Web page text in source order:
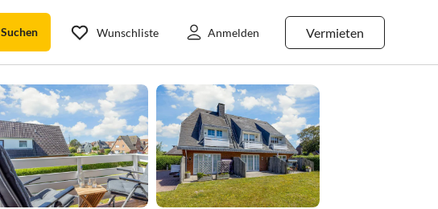
Suchen Vermieten
Wunschliste Anmelden